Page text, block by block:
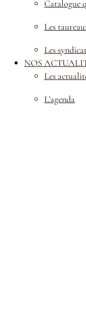
Catalogue
Les
Les
NOS
Les
L’agenda